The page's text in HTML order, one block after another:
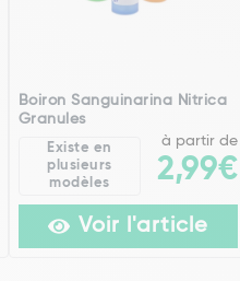
Boiron Sanguinarina Nitrica
Granules
Existe en
plusieurs
modèles
à partir de
2,99€
Voir l'article